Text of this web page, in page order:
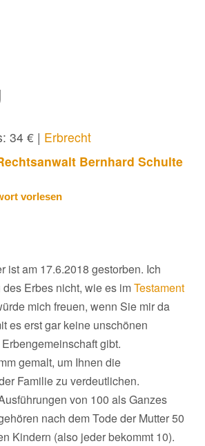
34 € | Erbrecht
Bernhard Schulte
vorlesen
ist am 17.6.2018 gestorben. Ich
Erbes nicht, wie es imTestament
mich freuen, wenn Sie mir da
es erst gar keine unschönen
gibt.
gemalt, um Ihnen die
Familie zu verdeutlichen.
von 100 als Ganzes
nach dem Tode der Mutter 50
Kindern (also jeder bekommt 10).